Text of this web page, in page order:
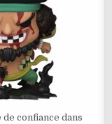
confiance dans